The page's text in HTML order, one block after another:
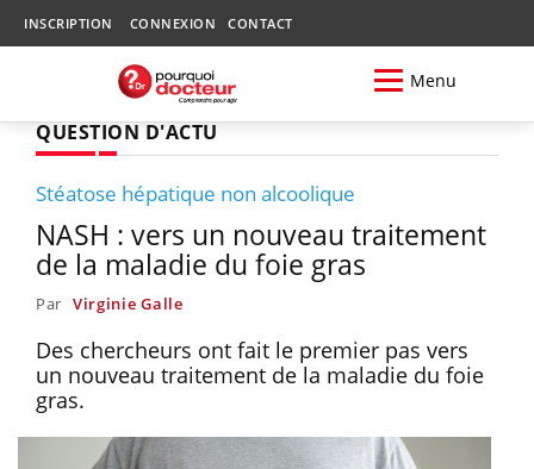
INSCRIPTION CONNEXION CONTACT
Menu
QUESTION D'ACTU
Stéatose hépatique non alcoolique
NASH : vers un nouveau traitement
de la maladie du foie gras
Par Virginie Galle
Des chercheurs ont fait le premier pas vers
un nouveau traitement de la maladie du foie
gras.